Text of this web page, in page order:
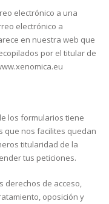
electrónico a una
electrónico a
en nuestra web que
por el titular de
los formularios tiene
que nos facilites quedan
titularidad de la
tus peticiones.
derechos de acceso,
oposición y